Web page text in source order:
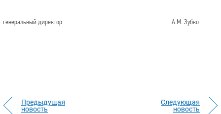
генеральный директор А.М. Зубко
Предыдущая
новость
Следующая
новость